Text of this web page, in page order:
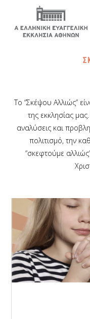
Το “Σκέψου Αλλιώς”
της εκκλησίας
αναλύσεις και
πολιτισμό, την
“σκεφτούμε